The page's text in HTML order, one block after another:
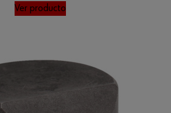
Ver producto